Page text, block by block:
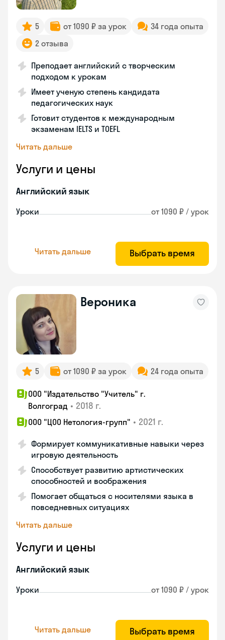
5 от 1090 ₽ за урок
34 года опыта
2 отзыва
Преподает английский с творческим
подходом к урокам
Имеет ученую степень кандидата
педагогических наук
Готовит студентов к международным
экзаменам IELTS и TOEFL
Читать дальше
Услуги и цены
Английский язык
Уроки от 1090 ₽ / урок
Читать дальше Выбрать время
Вероника
5 от 1090 ₽ за урок 24 года опыта
ООО "Издательство "Учитель" г.
Волгоград • 2018 г.
ООО "ЦОО Нетология-групп" • 2021 г.
Формирует коммуникативные навыки через
игровую деятельность
Способствует развитию артистических
способностей и воображения
Помогает общаться с носителями языка в
повседневных ситуациях
Читать дальше
Услуги и цены
Английский язык
Уроки от 1090 ₽ / урок
Читать дальше Выбрать время